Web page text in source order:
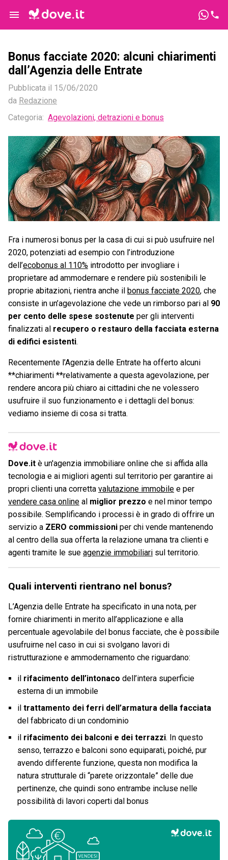
Bonus facciate 2020: alcuni chiarimenti
dall’Agenzia delle Entrate
Pubblicata il 15/06/2020
da Redazione
Categoria: Agevolazioni, detrazioni e bonus
Fra i numerosi bonus per la casa di cui si può usufruire nel
2020, potenziati ad esempio con l’introduzione
dell’ecobonus al 110% introdotto per invogliare i
proprietare ad ammodernare e rendere più sostenibili le
proprie abitazioni, rientra anche il bonus facciate 2020, che
consiste in un’agevolazione che vede un rimborso pari al 90
per cento delle spese sostenute per gli interventi
finalizzati al recupero o restauro della facciata esterna
di edifici esistenti.
Recentemente l’Agenzia delle Entrate ha offerto alcuni
**chiarimenti **relativamente a questa agevolazione, per
rendere ancora più chiaro ai cittadini che ne volessero
usufruire il suo funzionamento e i dettagli del bonus:
vediamo insieme di cosa si tratta.
Dove.it è un'agenzia immobiliare online che si affida alla
tecnologia e ai migliori agenti sul territorio per garantire ai
propri clienti una corretta valutazione immobile e per
vendere casa online al miglior prezzo e nel minor tempo
possibile. Semplificando i processi è in grado di offrire un
servizio a ZERO commissioni per chi vende mantenendo
al centro della sua offerta la relazione umana tra clienti e
agenti tramite le sue agenzie immobiliari sul territorio.
Quali interventi rientrano nel bonus?
L’Agenzia delle Entrate ha specificato in una nota, per
fornire chiarimenti in merito all’applicazione e alla
percentuale agevolabile del bonus facciate, che è possibile
usufruirne nel caso in cui si svolgano lavori di
ristrutturazione e ammodernamento che riguardano:
il rifacimento dell’intonaco dell’intera superficie
esterna di un immobile
il trattamento dei ferri dell’armatura della facciata
del fabbricato di un condominio
il rifacimento dei balconi e dei terrazzi. In questo
senso, terrazzo e balconi sono equiparati, poiché, pur
avendo differente funzione, questa non modifica la
natura strutturale di “parete orizzontale” delle due
pertinenze, che quindi sono entrambe incluse nelle
possibilità di lavori coperti dal bonus